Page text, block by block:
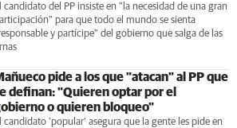
candidato del PP insiste en “la necesidad de una gran
para que todo el mundo se sienta
y partícipe” del gobierno que salga de las
pide a los que "atacan" al PP que
definan: "Quieren optar por el
o quieren bloqueo"
candidato 'popular' asegura que la gente les pide en